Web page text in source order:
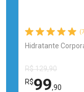
Hidratante
R$ 129,90
R$99,90